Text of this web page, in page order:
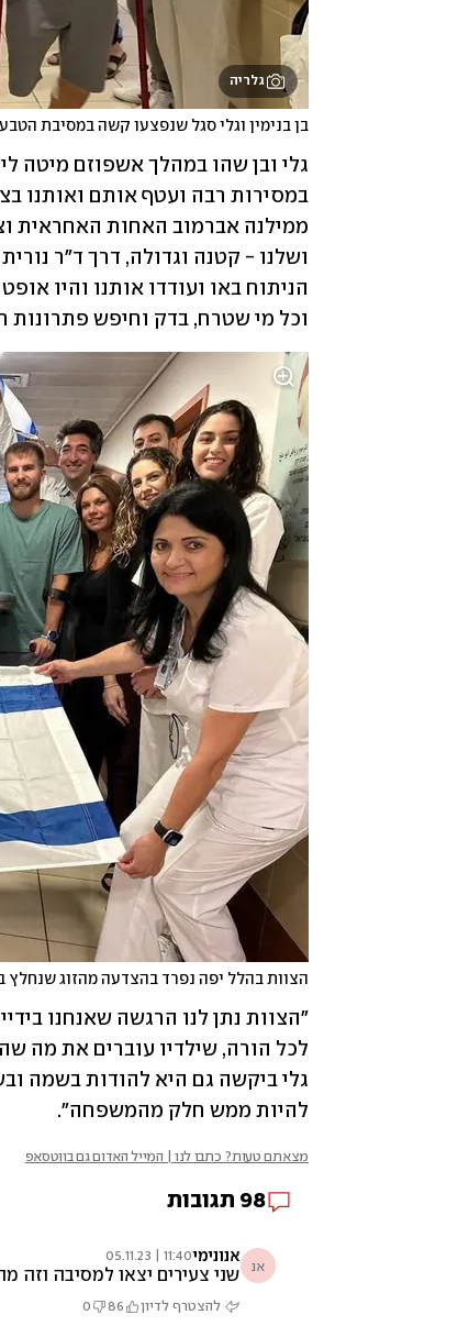
גלריה
בן בנימין וגלי סגל שנפצעו קשה במסיבת
וכל מי שטרח, בדק וחיפש פתרונות
הצוות בהלל יפה נפרד בהצדעה מהזוג
להיות ממש חלק מהמשפחה".
מצאתם טעות? כתבו לנו | המייל האדום גם בווטסאפ
98 תגובות
אנ אנונימי11:40 | 05.11.23
שני צעירים יצאו למסיבה
להצטרף לדיון 86
0